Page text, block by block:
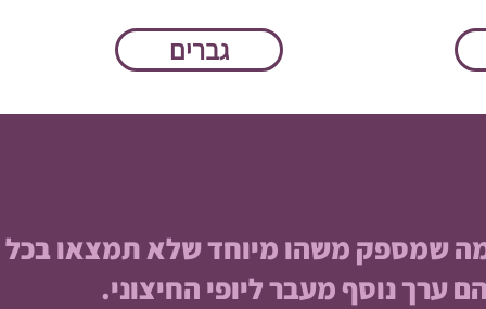
גברים
מה שמספק משהו מיוחד שלא תמצאו
נוסף מעבר ליופי החיצוני.